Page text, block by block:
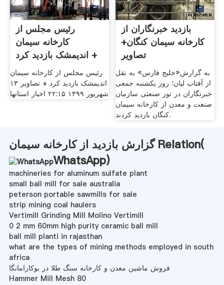
رئیس مجلس از
کارخانه سیمان
اندیمشک بازدید کرد +
رئیس مجلس از کارخانه سیمان
اندیمشک بازدید کرد + تصاویر ۱۳
شهريور ۱۳۹۹ ۲۲:۱۵ اخبار استانها
بازدید خبرنگاران از
کارخانه سیمان کنگان+
تصاویر
به گزارش«خلیج فارس» به نقل
از آفتاب لیان؛ روز یکشنبه جمعی
خبرنگاران در تور صنعتی سازمان
صنعت و معدن از کارخانه سیمان
کنگان بازدید کردند.
گزارش بازدید از کارخانه سیمان Relation(
WhatsApp)
machineries for aluminum sulfate plant
small ball mill for sale australia
peterson portable sawmills for sale
strip mining coal haulers
Vertimill Grinding Mill Molino Vertimill
0 2 mm 60mm high purity ceramic ball mill
ball mill planti in rajasthan
what are the types of mining methods employed in south
africa
فروش ماشین معدن و کارخانه سنگ طلا در بوکارامانگا
Hammer Mill Mesh 80